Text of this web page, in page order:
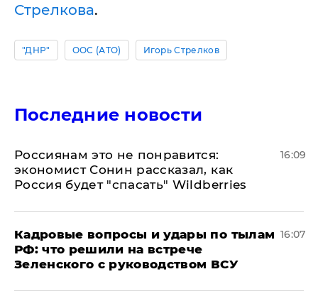
Стрелкова.
"ДНР" ООС (АТО) Игорь Стрелков
Последние новости
Россиянам это не понравится:
экономист Сонин рассказал, как
Россия будет "спасать" Wildberries
16:09
Кадровые вопросы и удары по тылам
РФ: что решили на встрече
Зеленского с руководством ВСУ
16:07